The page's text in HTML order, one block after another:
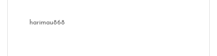
harimau868